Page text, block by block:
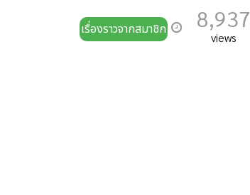
เรื่องราวจากสมาชิก 8,937
views